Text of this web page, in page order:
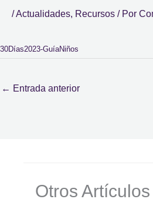
/Actualidades, Recursos / Por
30Días2023-GuíaNiños
← Entrada anterior
Otros